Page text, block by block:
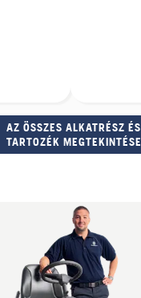
AZ ÖSSZES ALKATRÉSZ ÉS
TARTOZÉK MEGTEKINTÉSE